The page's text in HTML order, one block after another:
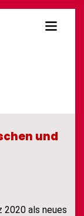
und
2020 als neues